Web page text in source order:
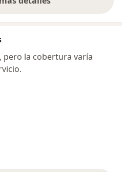
sobre la dirección
pero la cobertura varía